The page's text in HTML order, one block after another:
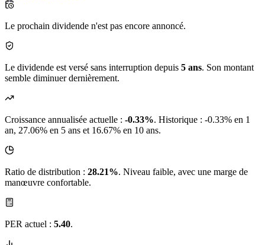
Le prochain dividende n'est pas encore annoncé.
Le dividende est versé sans interruption depuis 5 ans. Son montant
semble diminuer dernièrement.
Croissance annualisée actuelle : -0.33%. Historique : -0.33% en 1
an, 27.06% en 5 ans et 16.67% en 10 ans.
Ratio de distribution : 28.21%. Niveau faible, avec une marge de
manœuvre confortable.
PER actuel : 5.40.